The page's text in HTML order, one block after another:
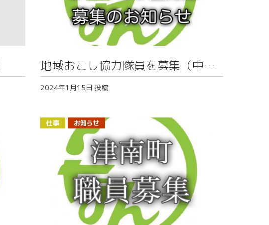
地域おこし協力隊員を募集（中津
地区）
2024年1月15日 投稿
仕事 お知らせ